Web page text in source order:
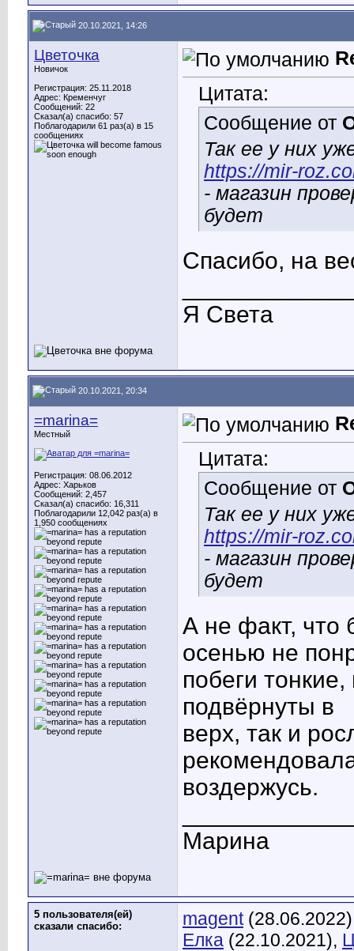
20.10.2021, 14:26
Цветочка
Новичок
Регистрация: 25.11.2018
Адрес: Кременчуг
Сообщений: 22
Сказал(а) спасибо: 57
Поблагодарили 61 раз(а) в 15
сообщениях
Цитата:
Сообщение от
Так ее у них
https://mir-
- магазин
будет
Спасибо, на
Я Света
20.10.2021, 20:34
=marina=
Местный
Регистрация: 08.06.2012
Адрес: Харьков
Сообщений: 2,457
Сказал(а) спасибо: 16,311
Поблагодарили 12,042 раз(а) в
1,950 сообщениях
Цитата:
Сообщение от
Так ее у них
https://mir-
- магазин
будет
А не факт, что
осенью не
побеги
подвёрнуты в
верх, так и
воздержусь.
Марина
5 пользователя(ей)
сказали cпасибо:
magent
Елка (22.10.2021),